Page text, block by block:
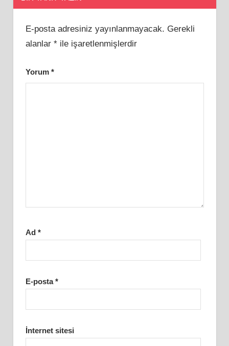
E-posta adresiniz yayınlanmayacak. Gerekli
alanlar *ile işaretlenmişlerdir
Yorum *
Ad *
E-posta*
İnternet sitesi